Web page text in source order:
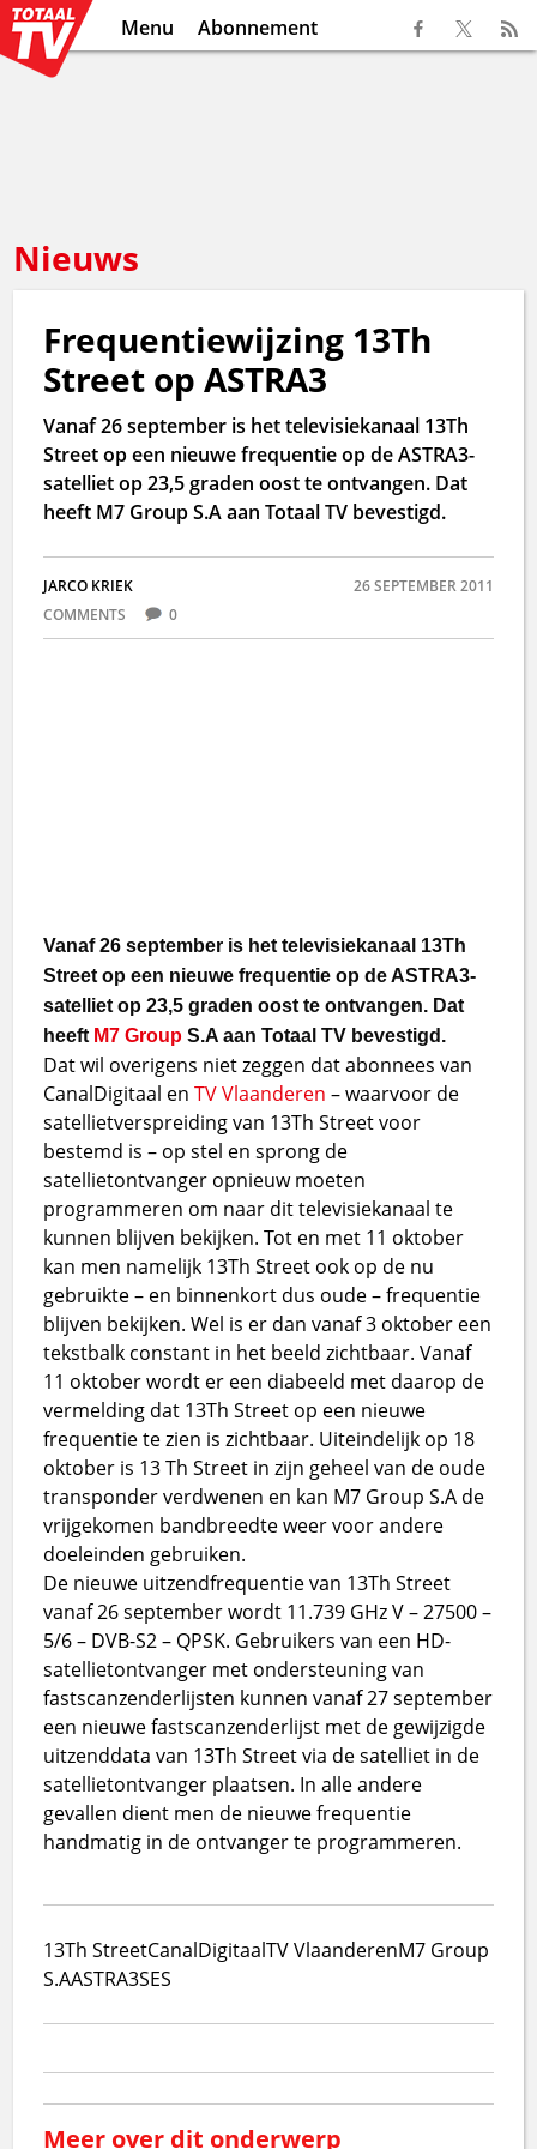
Menu Abonnement
Nieuws
Frequentiewijzing 13Th
Street op ASTRA3
Vanaf 26 september is het televisiekanaal 13Th
Street op een nieuwe frequentie op de ASTRA3-
satelliet op 23,5 graden oost te ontvangen. Dat
heeft M7 Group S.A aan Totaal TV bevestigd.
JARCO KRIEK
26 SEPTEMBER 2011
COMMENTS
0
Vanaf 26 september is het televisiekanaal 13Th
Street op een nieuwe frequentie op de ASTRA3-
satelliet op 23,5 graden oost te ontvangen. Dat
heeft M7 Group S.A aan Totaal TV bevestigd.
Dat wil overigens niet zeggen dat abonnees van
CanalDigitaal enTV Vlaanderen – waarvoor de
satellietverspreiding van 13Th Street voor
bestemd is – op stel en sprong de
satellietontvanger opnieuw moeten
programmeren om naar dit televisiekanaal te
kunnen blijven bekijken. Tot en met 11 oktober
kan men namelijk 13Th Street ook op de nu
gebruikte – en binnenkort dus oude – frequentie
blijven bekijken. Wel is er dan vanaf 3 oktober een
tekstbalk constant in het beeld zichtbaar. Vanaf
11 oktober wordt er een diabeeld met daarop de
vermelding dat 13Th Street op een nieuwe
frequentie te zien is zichtbaar. Uiteindelijk op 18
oktober is 13 Th Street in zijn geheel van de oude
transponder verdwenen en kan M7 Group S.A de
vrijgekomen bandbreedte weer voor andere
doeleinden gebruiken.
De nieuwe uitzendfrequentie van 13Th Street
vanaf 26 september wordt 11.739 GHz V – 27500 –
5/6 – DVB-S2 – QPSK. Gebruikers van een HD-
satellietontvanger met ondersteuning van
fastscanzenderlijsten kunnen vanaf 27 september
een nieuwe fastscanzenderlijst met de gewijzigde
uitzenddata van 13Th Street via de satelliet in de
satellietontvanger plaatsen. In alle andere
gevallen dient men de nieuwe frequentie
handmatig in de ontvanger te programmeren.
13Th StreetCanalDigitaalTV VlaanderenM7 Group
S.AASTRA3SES
Meer over dit onderwerp